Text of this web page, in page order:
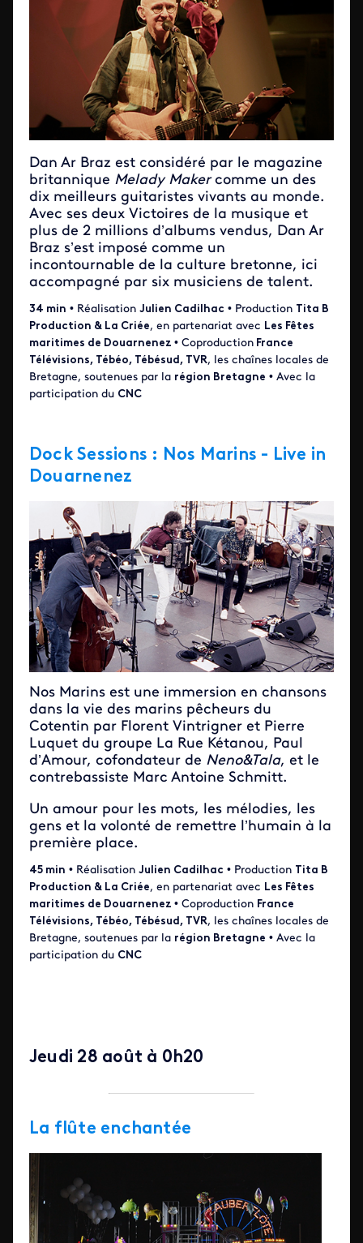
Dan Ar Braz est considéré par le magazine
britannique Melady Makercomme un des
dix meilleurs guitaristes vivants au monde.
Avec ses deux Victoires de la musique et
plus de 2 millions d’albums vendus, Dan Ar
Braz s’est imposé comme un
incontournable de la culture bretonne, ici
accompagné par six musiciens de talent.
34 min • Réalisation Julien Cadilhac • Production
Tita B
Production & La Criée, en partenariat avec Les Fêtes
maritimes de Douarnenez • Coproduction France
Télévisions, Tébéo, Tébésud, TVR, les chaînes locales de
Bretagne, soutenues par la région Bretagne • Avec la
participation du CNC
Dock Sessions : Nos Marins - Live in
Douarnenez
Nos Marins est une immersion en chansons
dans la vie des marins pêcheurs du
Cotentin par Florent Vintrigner et Pierre
Luquet du groupe La Rue Kétanou, Paul
d’Amour, cofondateur de Neno&Tala, et le
contrebassiste Marc Antoine Schmitt.
Un amour pour les mots, les mélodies, les
gens et la volonté de remettre l’humain à la
première place.
45 min • Réalisation Julien Cadilhac • Production Tita B
Production & La Criée, en partenariat avec Les Fêtes
maritimes de Douarnenez • Coproduction France
Télévisions, Tébéo, Tébésud, TVR, les chaînes locales de
Bretagne, soutenues par la région Bretagne • Avec la
participation du CNC
Jeudi 28 août à 0h20
La flûte enchantée